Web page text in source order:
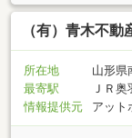
（有）青木不動
所在地
山形県
最寄駅
ＪＲ
情報提供元
アット